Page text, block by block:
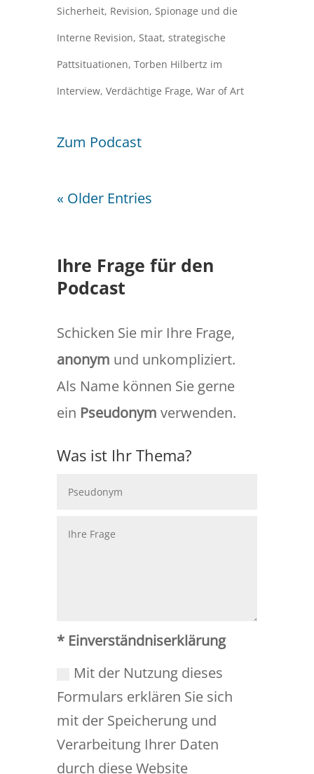
Sicherheit, Revision, Spionage und die
Interne Revision, Staat, strategische
Pattsituationen, Torben Hilbertz im
Interview, Verdächtige Frage, War of Art
Zum Podcast
« Older Entries
Ihre Frage für den
Podcast
Schicken Sie mir Ihre Frage,
anonym und unkompliziert.
Als Name können Sie gerne
ein Pseudonym verwenden.
Was ist Ihr Thema?
* Einverständniserklärung
Mit der Nutzung dieses
Formulars erklären Sie sich
mit der Speicherung und
Verarbeitung Ihrer Daten
durch diese Website